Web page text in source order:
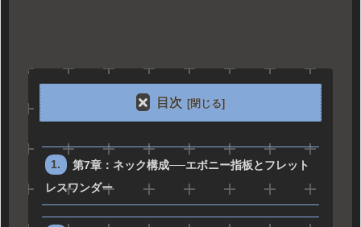
目次
第7章：ネック構成──エボニー指板とフレット
レスワンダー